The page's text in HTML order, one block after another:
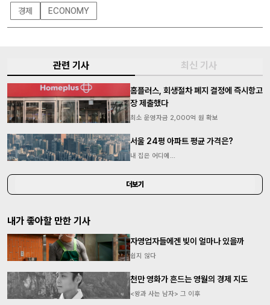
경제 ECONOMY
관련 기사 최신 기사
홈플러스, 회생절차 폐지 결정에 즉시항고
장 제출했다
최소 운영자금 2,000억 원 확보
서울 24평 아파트 평균 가격은?
내 집은 어디에...
더보기
내가 좋아할 만한 기사
자영업자들에겐 빚이 얼마나 있을까
쉽지 않다
천만 영화가 흔드는 영월의 경제 지도
<왕과 사는 남자> 그 이후